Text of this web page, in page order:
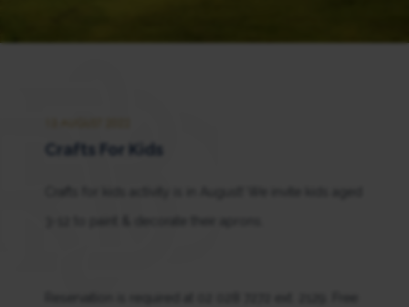
Crafts For Kids